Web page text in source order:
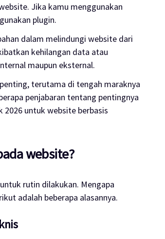
. Jika kamu menggunakan
plugin.
dalam melindungiwebsite dari
kehilangan data atau
maupun eksternal.
terutama di tengah maraknya
penjabaran tentang pentingnya
2026 untukwebsite berbasis
website?
rutin dilakukan. Mengapa
adalah beberapa alasannya.